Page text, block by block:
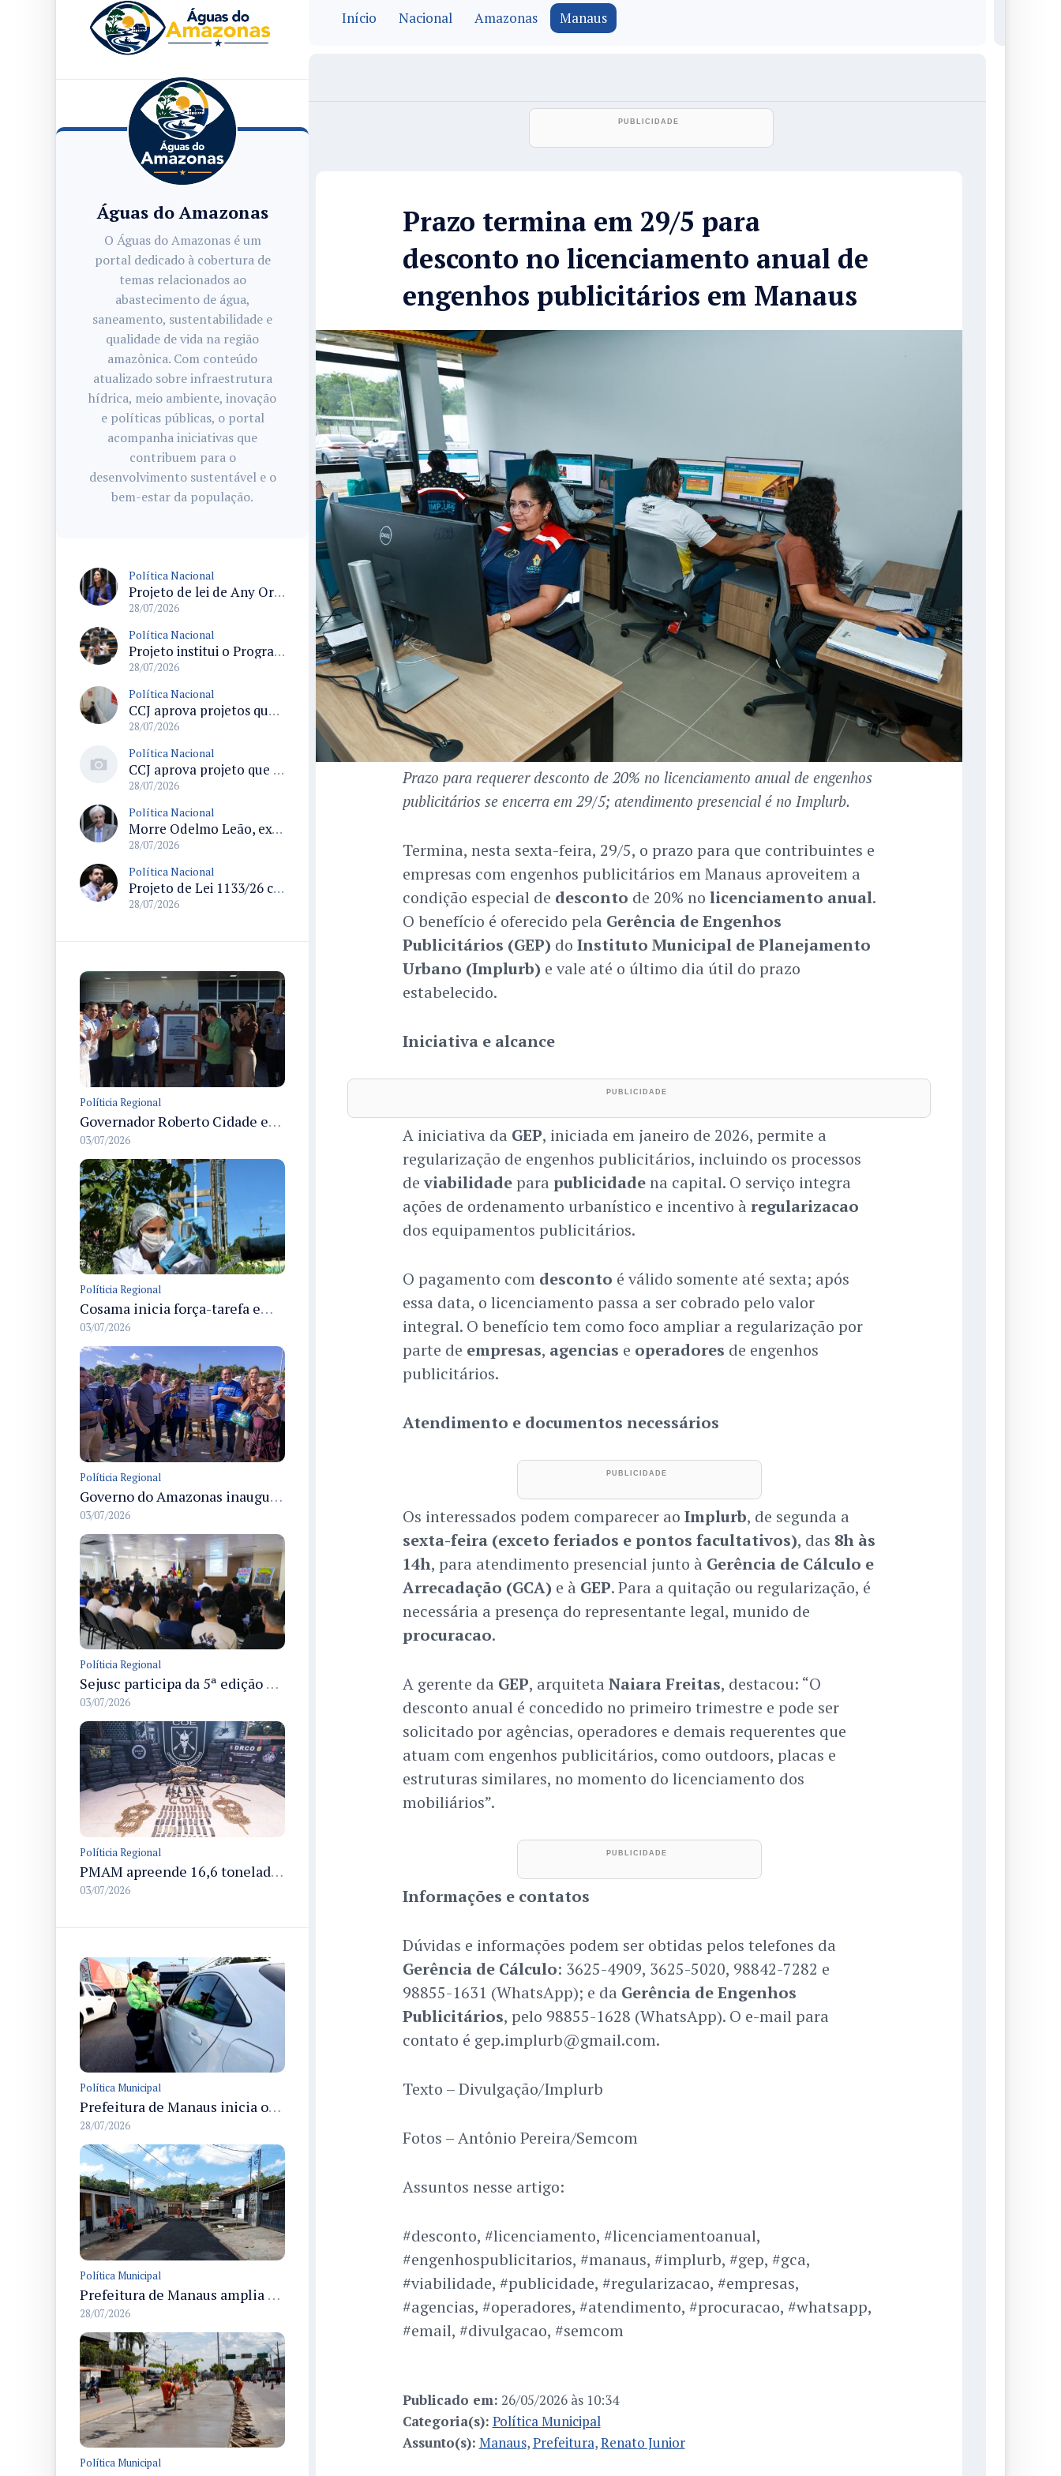
Águas do Amazonas
O Águas do Amazonas é um
portal dedicado à cobertura de
temas relacionados ao
abastecimento de água,
saneamento, sustentabilidade e
qualidade de vida na região
amazônica. Com conteúdo
atualizado sobre infraestrutura
hídrica, meio ambiente, inovação
e políticas públicas, o portal
acompanha iniciativas que
contribuem para o
desenvolvimento sustentável e o
bem-estar da população.
Política Nacional
Projeto de lei de Any Ortiz retira obrigação de ajuste escolar para a Copa do Mundo Feminina 2027
28/07/2026
Política Nacional
Projeto institui o Programa Nacional de Apoio ao Aleitamento Humano em Emergências (Prame) na Câmara dos Deputados
28/07/2026
Política Nacional
CCJ aprova projetos que criam datas comemorativas e reconhecem Uberlândia como capital do paradesporto
28/07/2026
Política Nacional
CCJ aprova projeto que reconhece soldadinho-do-araripe como ave-símbolo da Chapada do Araripe
28/07/2026
Política Nacional
Morre Odelmo Leão, ex-deputado federal e duas vezes prefeito de Uberlândia, aos 80 anos
28/07/2026
Política Nacional
Projeto de Lei 1133/26 cria política de atendimento psicológico voluntário com dedução no Imposto de Renda
28/07/2026
Políticia Regional
Governador Roberto Cidade entrega readequação do ambulatório da FCecon e amplia capacidade de atendimento oncológico em Manaus
03/07/2026
Políticia Regional
Cosama inicia força-tarefa em Anamã para fortalecer abastecimento de água e segurança hídrica da população
03/07/2026
Políticia Regional
Governo do Amazonas inaugura primeiro Castramóvel Fluvial para atendimento veterinário às comunidades ribeirinhas e castração gratuita
03/07/2026
Políticia Regional
Sejusc participa da 5ª edição do Caminhos Literários com foco na cultura hip-hop nas unidades socioeducativas
03/07/2026
Políticia Regional
PMAM apreende 16,6 toneladas de entorpecentes e registra aumento nas prisões em flagrante e nas capturas de foragidos no primeiro semestre de 2026
03/07/2026
Política Municipal
Prefeitura de Manaus inicia operação Mobilidade Segura para reduzir sinistros com vítimas na cidade
28/07/2026
Política Municipal
Prefeitura de Manaus amplia recuperação asfáltica na rua Araci para melhorar mobilidade e segurança
28/07/2026
Política Municipal
Início Nacional Amazonas Manaus
Prazo termina em 29/5 para
desconto no licenciamento anual de
engenhos publicitários em Manaus
Prazo para requerer desconto de 20% no licenciamento anual de engenhos
publicitários se encerra em 29/5; atendimento presencial é no Implurb.
Termina, nesta sexta-feira, 29/5, o prazo para que contribuintes e
empresas com engenhos publicitários em Manaus aproveitem a
condição especial de desconto de 20% no licenciamento anual.
O benefício é oferecido pela Gerência de Engenhos
Publicitários (GEP) do Instituto Municipal de Planejamento
Urbano (Implurb) e vale até o último dia útil do prazo
estabelecido.
Iniciativa e alcance
A iniciativa da GEP, iniciada em janeiro de 2026, permite a
regularização de engenhos publicitários, incluindo os processos
deviabilidadepara publicidadena capital. O serviço integra
ações de ordenamento urbanístico e incentivo à regularizacao
dos equipamentos publicitários.
O pagamento com desconto é válido somente até sexta; após
essa data, o licenciamento passa a ser cobrado pelo valor
integral. O benefício tem como foco ampliar a regularização por
parte de empresas, agencias e operadores de engenhos
publicitários.
Atendimento e documentos necessários
Os interessados podem comparecer ao Implurb, de segunda a
sexta-feira (exceto feriados e pontos facultativos), das 8h às
14h, para atendimento presencial junto à Gerência de Cálculo e
Arrecadação (GCA) e à GEP. Para a quitação ou regularização, é
necessária a presença do representante legal, munido de
procuracao.
A gerente da GEP, arquiteta Naiara Freitas, destacou: “O
desconto anual é concedido no primeiro trimestre e pode ser
solicitado por agências, operadores e demais requerentes que
atuam com engenhos publicitários, como outdoors, placas e
estruturas similares, no momento do licenciamento dos
mobiliários”.
Informações e contatos
Dúvidas e informações podem ser obtidas pelos telefones da
Gerência de Cálculo: 3625-4909, 3625-5020, 98842-7282 e
98855-1631 (WhatsApp); e da Gerência de Engenhos
Publicitários, pelo 98855-1628 (WhatsApp). O e-mail para
contato é gep.implurb@gmail.com.
Texto – Divulgação/Implurb
Fotos – Antônio Pereira/Semcom
Assuntos nesse artigo:
#desconto, #licenciamento, #licenciamentoanual,
#engenhospublicitarios, #manaus, #implurb, #gep, #gca,
#viabilidade, #publicidade, #regularizacao, #empresas,
#agencias, #operadores, #atendimento, #procuracao, #whatsapp,
#email, #divulgacao, #semcom
Publicado em: 26/05/2026 às 10:34
Categoria(s): Política Municipal
Assunto(s): Manaus,Prefeitura,Renato Junior